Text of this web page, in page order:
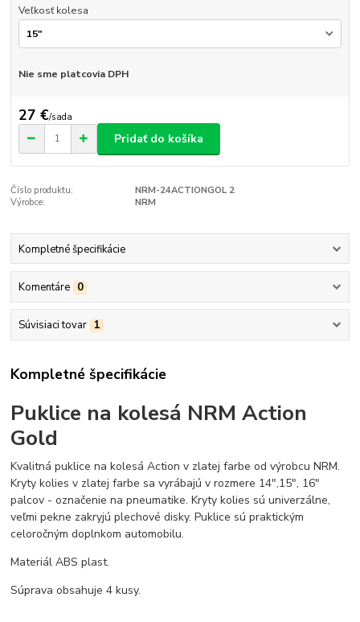
Veľkosť kolesa
Nie sme platcovia DPH
27 €/sada
Pridať do košíka
Číslo produktu:
NRM-24ACTIONGOL 2
Výrobce:
NRM
Kompletné špecifikácie
Komentáre 0
Súvisiaci tovar 1
Kompletné špecifikácie
Puklice na kolesá NRM Action
Gold
Kvalitná puklice na kolesá Action v zlatej farbe od výrobcu NRM.
Kryty kolies v zlatej farbe sa vyrábajú v rozmere 14",15", 16"
palcov - označenie na pneumatike. Kryty kolies sú univerzálne,
veľmi pekne zakryjú plechové disky. Puklice sú praktickým
celoročným doplnkom automobilu.
Materiál ABS plast.
Súprava obsahuje 4 kusy.